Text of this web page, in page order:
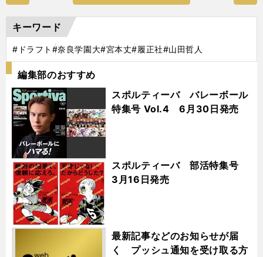
キーワード
#ドラフト #奈良学園大#宮本丈#履正社#山田哲人
編集部のおすすめ
スポルティーバ バレーボール
特集号 Vol.4 6月30日発売
スポルティーバ 部活特集号
3月16日発売
最新記事などのお知らせが届
く プッシュ通知を受け取る方